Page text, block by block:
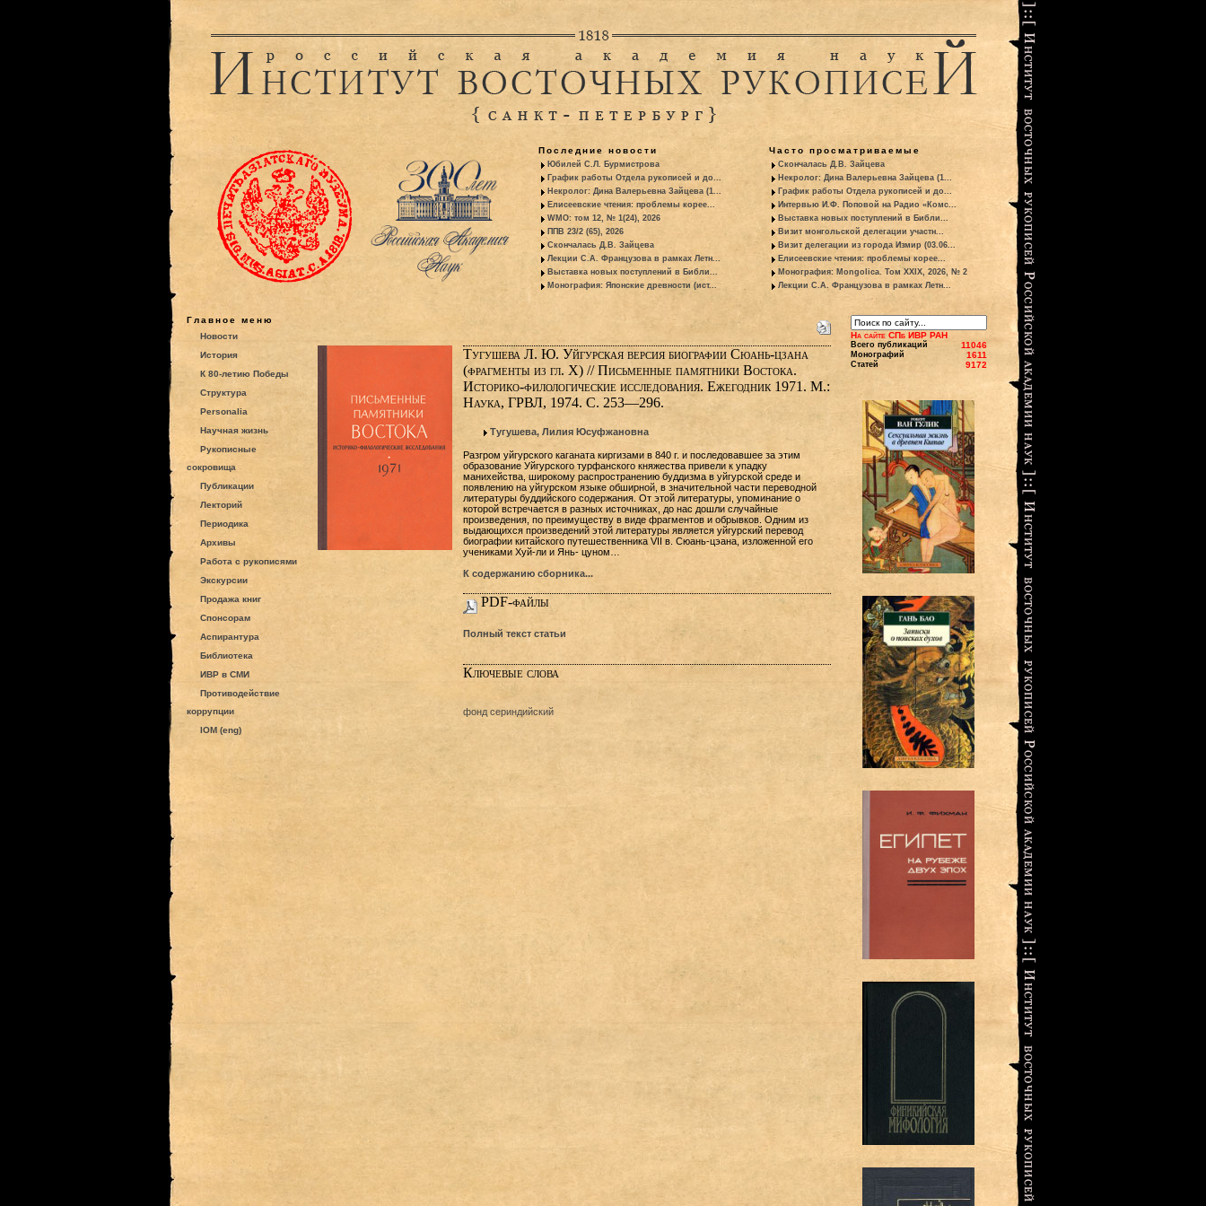
Последние новости
Юбилей С.Л. Бурмистрова
График работы Отдела рукописей и до...
Некролог: Дина Валерьевна Зайцева (1...
Елисеевские чтения: проблемы корее...
WMO: том 12, № 1(24), 2026
ППВ 23/2 (65), 2026
Скончалась Д.В. Зайцева
Лекции С.А. Французова в рамках Летн...
Выставка новых поступлений в Библи...
Монография: Японские древности (ист...
Часто просматриваемые
Скончалась Д.В. Зайцева
Некролог: Дина Валерьевна Зайцева (1...
График работы Отдела рукописей и до...
Интервью И.Ф. Поповой на Радио «Комс...
Выставка новых поступлений в Библи...
Визит монгольской делегации участн...
Визит делегации из города Измир (03.06...
Елисеевские чтения: проблемы корее...
Монография: Mongolica. Том XXIX, 2026, № 2
Лекции С.А. Французова в рамках Летн...
Главное меню
Новости
История
К 80-летию Победы
Структура
Personalia
Научная жизнь
Рукописные
сокровища
Публикации
Лекторий
Периодика
Архивы
Работа с рукописями
Экскурсии
Продажа книг
Спонсорам
Аспирантура
Библиотека
ИВР в СМИ
Противодействие
коррупции
IOM (eng)
Тугушева Л. Ю. Уйгурская версия биографии Сюань-цзана
(фрагменты из гл. X) // Письменные памятники Востока.
Историко-филологические исследования. Ежегодник 1971. М.:
Наука, ГРВЛ, 1974. С. 253—296.
Тугушева, Лилия Юсуфжановна
Разгром уйгурского каганата киргизами в 840 г. и последовавшее за этим
образование Уйгурского турфанского княжества привели к упадку
манихейства, широкому распространению буддизма в уйгурской среде и
появлению на уйгурском языке обширной, в значительной части переводной
литературы буддийского содержания. От этой литературы, упоминание о
которой встречается в разных источниках, до нас дошли случайные
произведения, по преимуществу в виде фрагментов и обрывков. Одним из
выдающихся произведений этой литературы является уйгурский перевод
биографии китайского путешественника VII в. Сюань-цэана, изложенной его
учениками Хуй-ли и Янь- цуном…
К содержанию сборника...
PDF-файлы
Полный текст статьи
Ключевые слова
фонд сериндийский
На сайте СПб ИВР РАН
Всего публикаций 11046
Монографий 1611
Статей 9172